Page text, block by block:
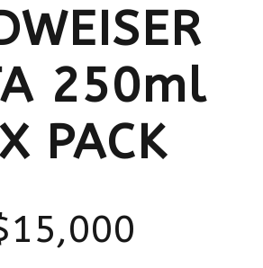
250ml
PACK
15,000